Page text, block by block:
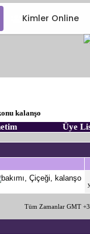
Kimler Online
kalanşo
Üye
Tüm Zamanlar GMT